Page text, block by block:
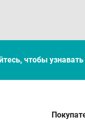
чтобы